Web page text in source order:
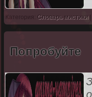
Категория: Словарь мистики|
Попробуйте